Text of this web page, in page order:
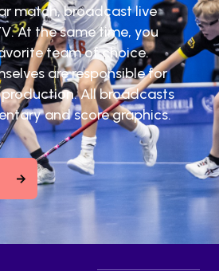
match, broadcast live
At the same time, you
team of choice.
are responsible for
All broadcasts
and score graphics.